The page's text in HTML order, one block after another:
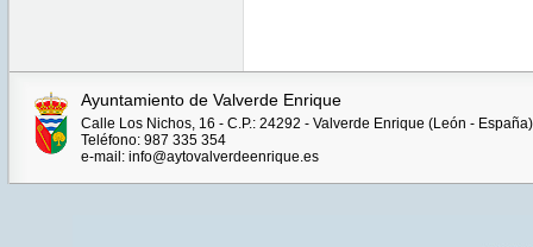
Ayuntamiento de Valverde Enrique
Calle Los Nichos, 16 - C.P.: 24292 - Valverde Enrique (León - España)
Teléfono: 987 335 354
e-mail: info@aytovalverdeenrique.es